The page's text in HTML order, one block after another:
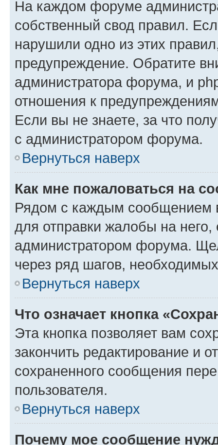
На каждом форуме
собственный свод правил.
нарушили одно из этих
предупреждение. Обратите
администратора форума, и
отношения к
Если вы не знаете, за что
с администратором форума.
Вернуться наверх
Как мне пожаловаться на
Рядом с каждым сообщением
для отправки жалобы на
администратором форума.
через ряд шагов,
Вернуться наверх
Что означает кнопка
Эта кнопка позволяет вам
закончить редактирование и
сохраненного сообщения
пользователя.
Вернуться наверх
Почему мое сообщение